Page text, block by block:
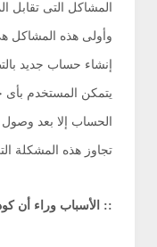
المشاكل التى تقابل
وأولى هذه المشاكل
إنشاء حساب جديد
يتمكن المستخدم بأى
الحساب إلا بعد وصول
تجاوز هذه المشكلة
:: الأسباب وراء أن